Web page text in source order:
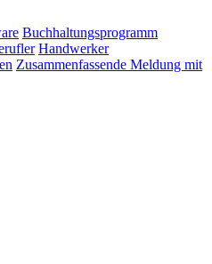
Buchhaltungsprogramm
Handwerker
Zusammenfassende Meldung mit